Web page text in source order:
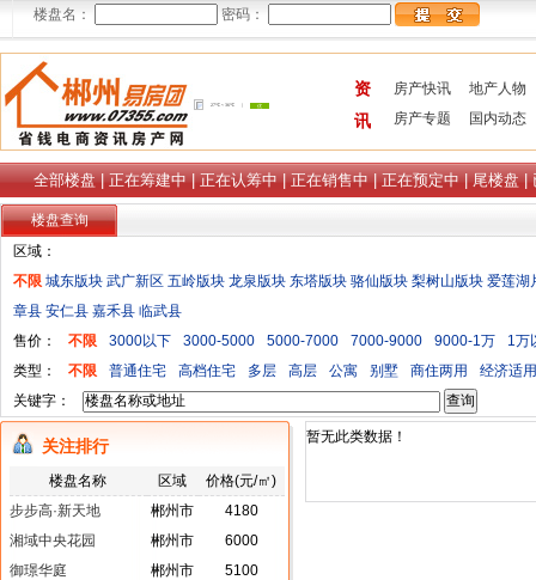
楼盘名： 密码：
资
讯
房产快讯
地产人物
房产专题
国内动态
全部楼盘|正在筹建中|正在认筹中|正在销售中|正在预定中|尾楼盘|
楼盘查询
区域：
不限 城东版块 武广新区 五岭版块 龙泉版块 东塔版块 骆仙版块 梨树山版块 爱莲湖
章县 安仁县 嘉禾县 临武县
售价：
不限 3000以下 3000-5000 5000-7000 7000-9000 9000-1万
1万
类型：
不限 普通住宅 高档住宅 多层 高层 公寓 别墅 商住两用
经济适
关键字：
关注排行
楼盘名称 区域
价格(元/㎡)
步步高·新天地
郴州市
4180
湘域中央花园
郴州市
6000
御璟华庭
郴州市
5100
暂无此类数据！